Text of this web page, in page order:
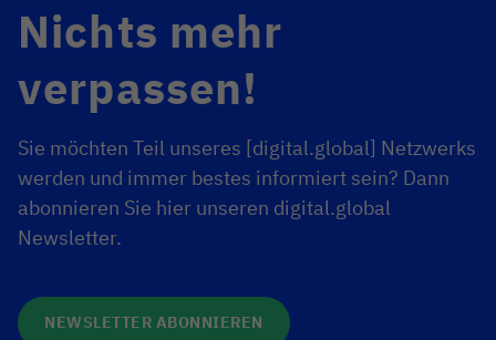
Nichts mehr
verpassen!
Sie möchten Teil unseres [digital.global] Netzwerks
werden und immer bestes informiert sein? Dann
abonnieren Sie hier unseren digital.global
Newsletter.
NEWSLETTER ABONNIEREN